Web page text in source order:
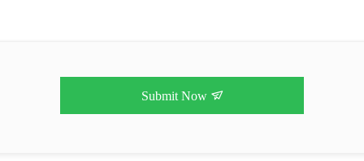
Submit Now